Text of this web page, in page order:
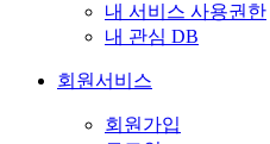
내 서비스 사용권한
내 관심 DB
회원서비스
회원가입